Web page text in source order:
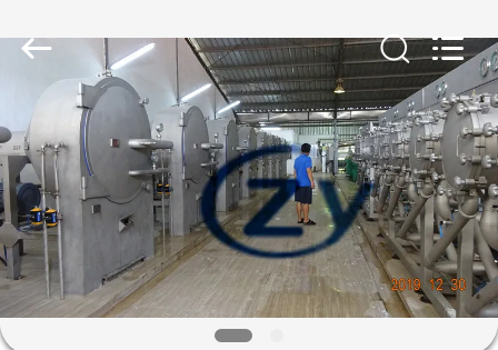
HUIS
PRODUCTEN
ONGEVEER
DE
V.S.
Engineering
Machinery